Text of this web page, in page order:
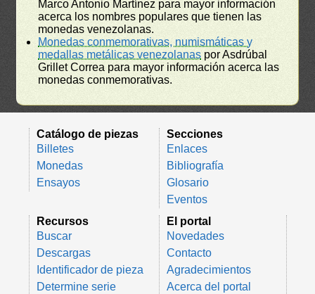
Marco Antonio Martínez para mayor información
acerca los nombres populares que tienen las
monedas venezolanas.
Monedas conmemorativas, numismáticas y
medallas metálicas venezolanas por Asdrúbal
Grillet Correa para mayor información acerca las
monedas conmemorativas.
Catálogo de piezas
Billetes
Monedas
Ensayos
Secciones
Enlaces
Bibliografía
Glosario
Eventos
Recursos
Buscar
Descargas
Identificador de pieza
Determine serie
El portal
Novedades
Contacto
Agradecimientos
Acerca del portal